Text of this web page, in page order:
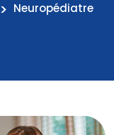
Neuropédiatre